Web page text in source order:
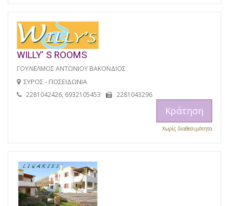
WILLY' S ROOMS
ΓΟΥΛΙΕΛΜΟΣ ΑΝΤΩΝΙΟΥ ΒΑΚΟΝΔΙΟΣ
ΣΥΡΟΣ - ΠΟΣΕΙΔΩΝΙΑ
2281042426, 6932105453 2281043296
Κράτηση
Χωρίς διαθεσιμότητα